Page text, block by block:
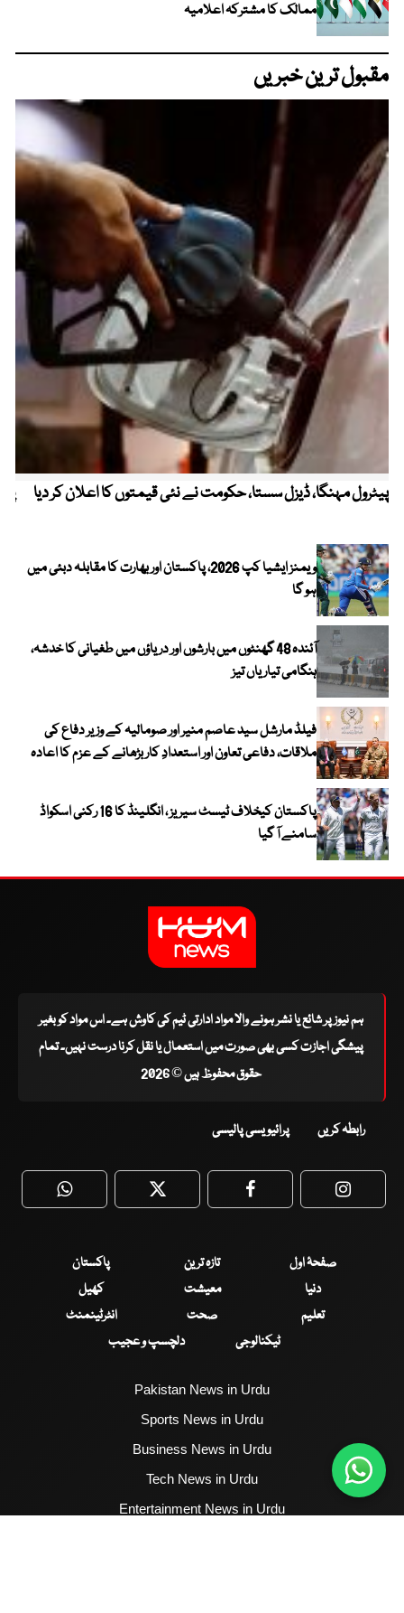
ممالک کا مشترکہ اعلامیہ
مقبول ترین خبریں
پیٹرول مہنگا، ڈیزل سستا، حکومت نے نئی قیمتوں کا اعلان کر دیا
ویمنز ایشیا کپ 2026، پاکستان اور بھارت کا مقابلہ دبئی میں
ہو گا
آئندہ 48 گھنٹوں میں بارشوں اور دریاؤں میں طغیانی کا خدشہ،
ہنگامی تیاریاں تیز
فیلڈ مارشل سید عاصم منیر اور صومالیہ کے وزیر دفاع کی
ملاقات، دفاعی تعاون اور استعدادِ کار بڑھانے کے عزم کا اعادہ
پاکستان کیخلاف ٹیسٹ سیریز ، انگلینڈ کا 16 رکنی اسکواڈ
سامنے آ گیا
ہم نیوز پر شائع یا نشر ہونے والا مواد ادارتی ٹیم کی کاوش ہے۔ اس مواد کو بغیر
پیشگی اجازت کسی بھی صورت میں استعمال یا نقل کرنا درست نہیں۔ تمام
حقوق محفوظ ہیں © 2026
رابطہ کریں پرائیویسی پالیسی
WhatsApp Twitter Facebook
صفحۂ اول تازہ ترین
پاکستان
دنیا
معیشت
کھیل
تعلیم
صحت
انٹرٹینمنٹ
ٹیکنالوجی
دلچسپ و عجیب
Pakistan News in Urdu
Sports News in Urdu
Business News in Urdu
Tech News in Urdu
Entertainment News in Urdu